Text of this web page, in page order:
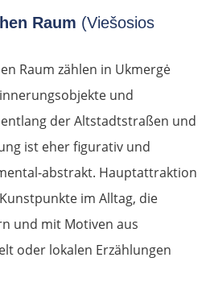
Raum (Viešosios
Raum zählen in Ukmergė
und
der Altstadtstraßen und
ist eher figurativ und
abstrakt. Hauptattraktion
im Alltag, die
und mit Motiven aus
oder lokalen Erzählungen